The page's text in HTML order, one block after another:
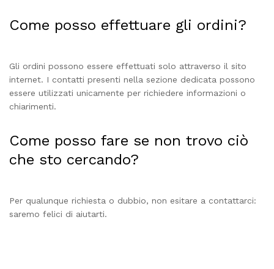
Come posso effettuare gli ordini?
Gli ordini possono essere effettuati solo attraverso il sito
internet. I contatti presenti nella sezione dedicata possono
essere utilizzati unicamente per richiedere informazioni o
chiarimenti.
Come posso fare se non trovo ciò
che sto cercando?
Per qualunque richiesta o dubbio, non esitare a contattarci:
saremo felici di aiutarti.